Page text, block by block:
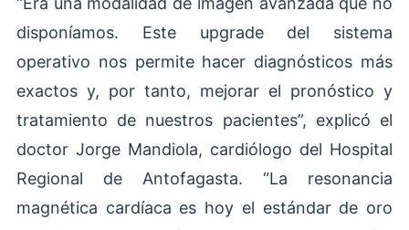
disponíamos. Este upgrade del sistema
operativo nos permite hacer diagnósticos más
exactos y, por tanto, mejorar el pronóstico y
tratamiento de nuestros pacientes”, explicó el
doctor Jorge Mandiola, cardiólogo del Hospital
Regional de Antofagasta. “La resonancia
magnética cardíaca es hoy el estándar de oro